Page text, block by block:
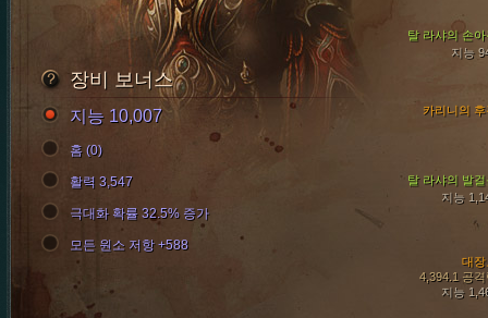
탈 라샤의 손아
지능
탈 라샤의 발걸
지능
대장
4,394.1 공격
지능
카리니의 후
장비 보너스
지능 10,007
홈 (0)
활력 3,547
극대화 확률 32.5% 증가
모든 원소 저항 +588